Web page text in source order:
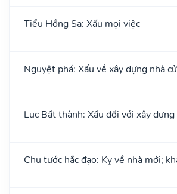
Tiểu Hồng Sa: Xấu mọi việc
Nguyệt phá: Xấu về xây dựng nhà
Lục Bất thành: Xấu đối với xây dựng
Chu tước hắc đạo: Kỵ về nhà mới;